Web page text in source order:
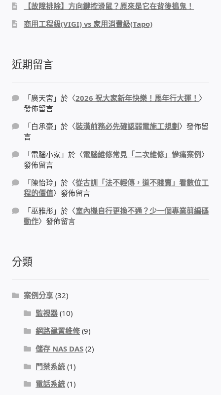
監視器安裝維修
防盜保全-安防設備
昇銳電子(HI SHARP)智慧科技
鎧鋒企業(KCA)智能監視系統
太陽能系統監視器
監視器 信和 TBC 固定IP
監控健檢‧舊換新專案
監視器異地備份備援
監控安防 工具 軟體 手冊
電話總機 對講機
迅時數位網路電話總機
【故障排除】方向鍵控滑鼠？原來是它在背後搗鬼！
商用工程級(VIGI) vs 家用消費級(Tapo)
近期留言
「廣天宮 」於〈2026 祝大家新年快樂！馬年行大運！ 〉
發佈留言
「白承豪 」於〈裝潢前務必先確認弱電施工規劃 〉發佈留
言
「電腦小家 」於〈電腦維修常見「二次維修」慘痛案例 〉
發佈留言
「陳怡玲 」於〈從古訓「法不輕傳，道不賤賣」看數位工
程的價值〉發佈留言
「巫雅彤 」於〈室內機自行更換不通？少一個專業剪編碼
動作〉發佈留言
分類
案例分享 (32)
監視器 (10)
網路建置維修 (9)
儲存 NAS DAS (2)
門禁系統 (1)
電話系統 (1)